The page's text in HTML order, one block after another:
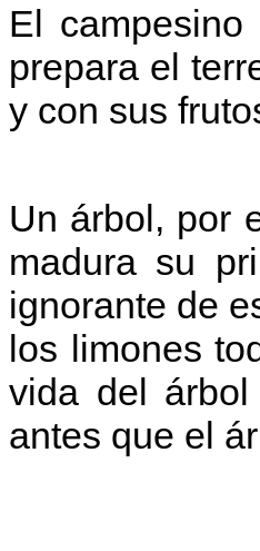
El
prepara el
y con sus
Un árbol, por
madura su
ignorante de
los limones
vida del
antes que el